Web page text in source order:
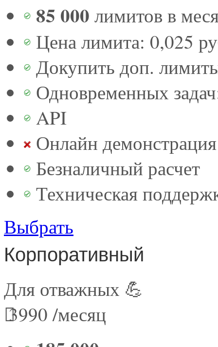
85 000 лимитов в
Цена лимита: 0,025
Докупить доп.
Одновременных
API
Онлайн
Безналичный расчет
Техническая
Выбрать
Корпоративный
Для отважных 💪
3990 /месяц